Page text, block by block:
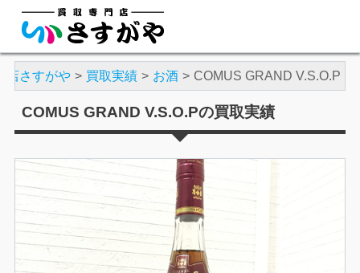
店さすがや 買取実績 お酒 COMUS GRAND V.S.O.P
COMUS GRAND V.S.O.Pの買取実績